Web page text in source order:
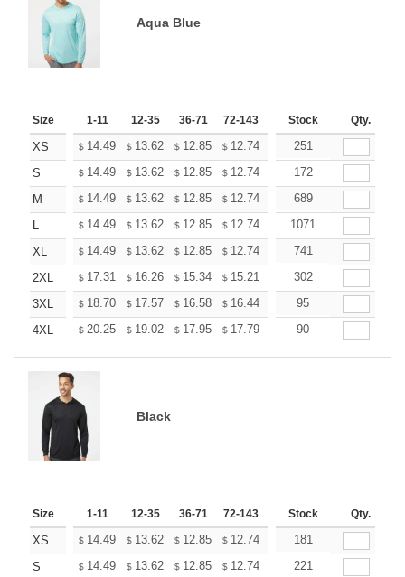
Aqua Blue
Size 1-11 12-35 36-71 72-143 144-287 288 + More
Stock Qty.
XS $ 14.49 $ 13.62 $ 12.85 $ 12.74 12.52
251
S
$ 14.49 $ 13.62 $ 12.85 $ 12.74 12.52
172
M
$ 14.49 $ 13.62 $ 12.85 $ 12.74 12.52
689
L
$ 14.49 $ 13.62 $ 12.85 $ 12.74 12.52
1071
XL
$ 14.49 $ 13.62 $ 12.85 $ 12.74 12.52
741
2XL
$ 17.31 $ 16.26 $ 15.34 $ 15.21 14.95
302
3XL
$ 18.70 $ 17.57 $ 16.58 $ 16.44 16.15
95
4XL
$ 20.25 $ 19.02 $ 17.95 $ 17.79 17.49
90
Black
Size 1-11 12-35 36-71 72-143 144-287 288 + More
Stock Qty.
XS $ 14.49 $ 13.62 $ 12.85 $ 12.74 12.52
181
S
$ 14.49 $ 13.62 $ 12.85 $ 12.74 12.52
221